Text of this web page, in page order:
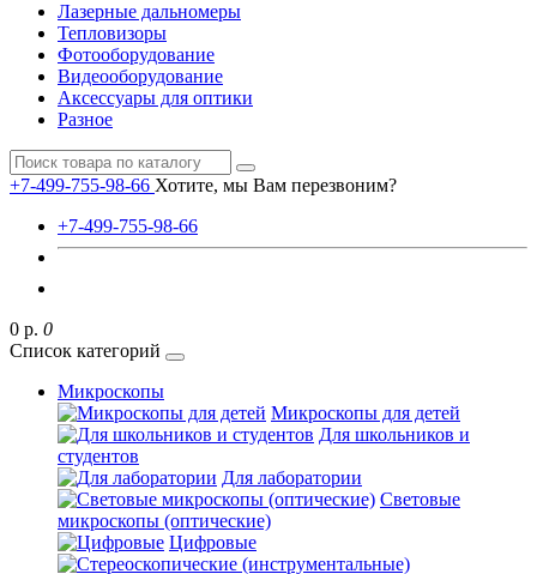
Лазерные дальномеры
Тепловизоры
Фотооборудование
Видеооборудование
Аксессуары для оптики
Разное
+7-499-755-98-66 Хотите, мы Вам перезвоним?
+7-499-755-98-66
0 р. 0
Список категорий
Микроскопы
Микроскопы для детей
Для школьников и
студентов
Для лаборатории
Световые
микроскопы (оптические)
Цифровые